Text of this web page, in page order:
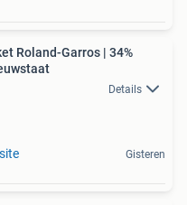
Roland-Garros | 34%
Details
Gisteren